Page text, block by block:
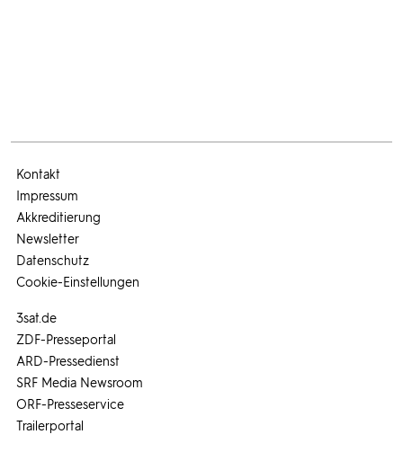
3sat.de
ZDF-Presseportal
ARD-Pressedienst
SRF Media Newsroom
ORF-Presseservice
Trailerportal
Kontakt
Impressum
Akkreditierung
Newsletter
Datenschutz
Cookie-Einstellungen